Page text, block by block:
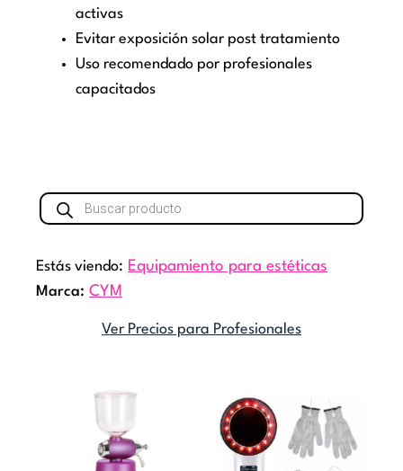
activas
Evitar exposición solar post tratamiento
Uso recomendado por profesionales
capacitados
Búsqueda
de
Estás viendo: Equipamiento para estéticas
Marca: CYM
Ver Precios para Profesionales
El
original
era:
precio
actual